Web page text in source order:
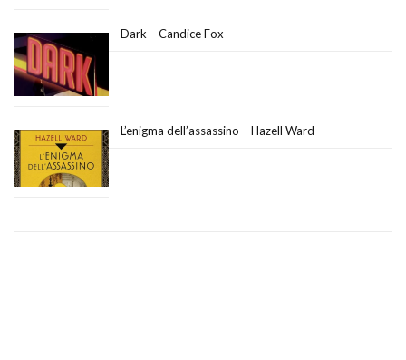
Dark – Candice Fox
L’enigma dell’assassino – Hazell Ward